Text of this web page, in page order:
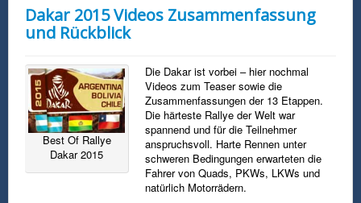
Dakar 2015 Videos Zusammenfassung
und Rückblick
Best Of Rallye
Dakar 2015
Die Dakar ist vorbei – hier nochmal
Videos zum Teaser sowie die
Zusammenfassungen der 13 Etappen.
Die härteste Rallye der Welt war
spannend und für die Teilnehmer
anspruchsvoll. Harte Rennen unter
schweren Bedingungen erwarteten die
Fahrer von Quads, PKWs, LKWs und
natürlich Motorrädern.